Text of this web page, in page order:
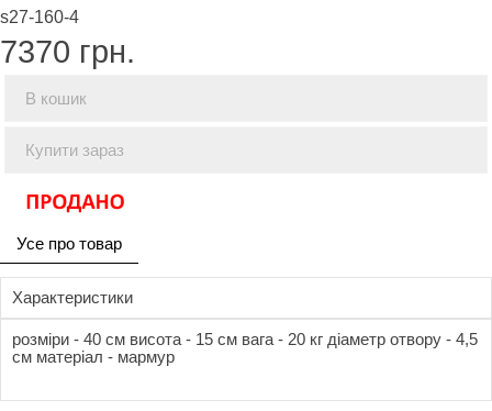
s27-160-4
7370 грн.
В кошик
Купити зараз
Усе про товар
Характеристики
розміри - 40 см висота - 15 см вага - 20 кг діаметр отвору - 4,5
см матеріал - мармур